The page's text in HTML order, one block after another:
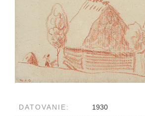
DATOVANIE: 1930